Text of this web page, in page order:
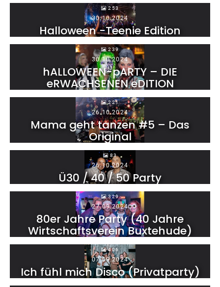
253
30.10.2024
Halloween -Teenie Edition
239
30.10.2024
hALLOWEEN-pARTY – DIE
eRWACHSENEN eDITION
221
26.10.2024
Mama geht tanzen #5 – Das
Original
83
26.10.2024
Ü30 / 40 / 50 Party
329
27.09.2024
80er Jahre Party (40 Jahre
Wirtschaftsverein Buxtehude)
406
07.09.2024
Ich fühl mich Disco (Privatparty)